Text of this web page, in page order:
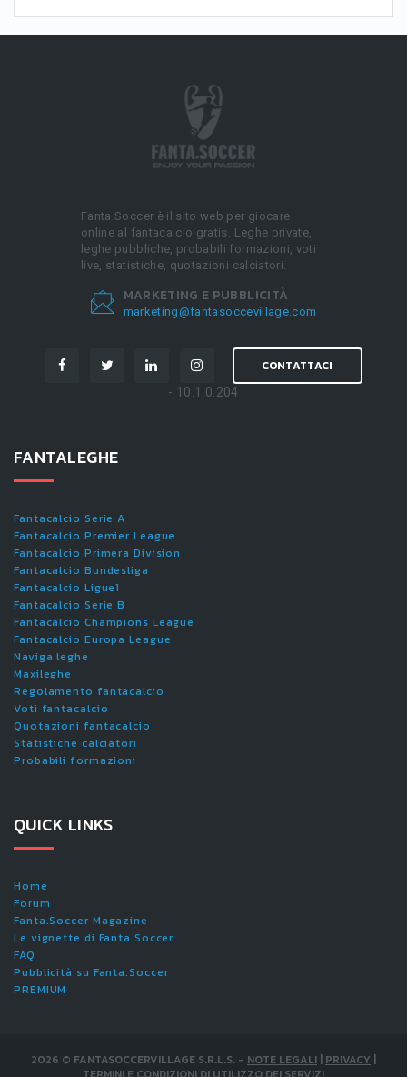
Fanta.Soccer è il sito web per giocare
online al fantacalcio gratis. Leghe private,
leghe pubbliche, probabili formazioni, voti
live, statistiche, quotazioni calciatori.
MARKETING E PUBBLICITÀ
marketing@fantasoccevillage.com
CONTATTACI
- 10.1.0.204
FANTALEGHE
Fantacalcio Serie A
Fantacalcio Premier League
Fantacalcio Primera Division
Fantacalcio Bundesliga
Fantacalcio Ligue1
Fantacalcio Serie B
Fantacalcio Champions League
Fantacalcio Europa League
Naviga leghe
Maxileghe
Regolamento fantacalcio
Voti fantacalcio
Quotazioni fantacalcio
Statistiche calciatori
Probabili formazioni
QUICK LINKS
Home
Forum
Fanta.Soccer Magazine
Le vignette di Fanta.Soccer
FAQ
Pubblicità su Fanta.Soccer
PREMIUM
2026 © FANTASOCCERVILLAGE S.R.L.S. - NOTE LEGALI | PRIVACY |